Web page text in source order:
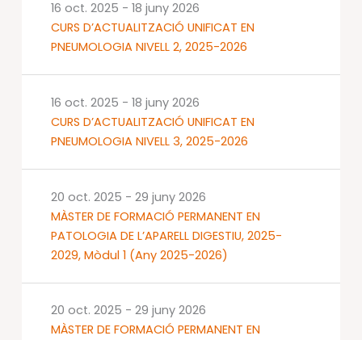
CURS D’ACTUALITZACIÓ UNIFICAT EN
PNEUMOLOGIA NIVELL 2, 2025-2026
16 oct. 2025 - 18 juny 2026
CURS D’ACTUALITZACIÓ UNIFICAT EN
PNEUMOLOGIA NIVELL 3, 2025-2026
16 oct. 2025 - 18 juny 2026
MÀSTER DE FORMACIÓ PERMANENT EN
PATOLOGIA DE L’APARELL DIGESTIU, 2025-
2029, Mòdul 1 (Any 2025-2026)
20 oct. 2025 - 29 juny 2026
MÀSTER DE FORMACIÓ PERMANENT EN
20 oct. 2025 - 29 juny 2026